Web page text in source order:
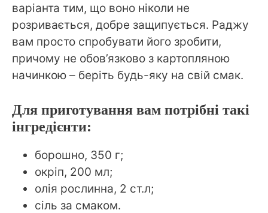
варіанта тим, що воно ніколи не
розривається, добре защипується. Раджу
вам просто спробувати його зробити,
причому не обов’язково з картопляною
начинкою – беріть будь-яку на свій смак.
Для приготування вам потрібні такі
інгредієнти:
борошно, 350 г;
окріп, 200 мл;
олія рослинна, 2 ст.л;
сіль за смаком.